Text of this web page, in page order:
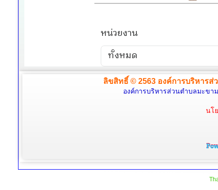
ลิขสิทธิ์ © 2563 องค์การบริหาร
องค์การบริหารส่วนตำบลมะขา
นโ